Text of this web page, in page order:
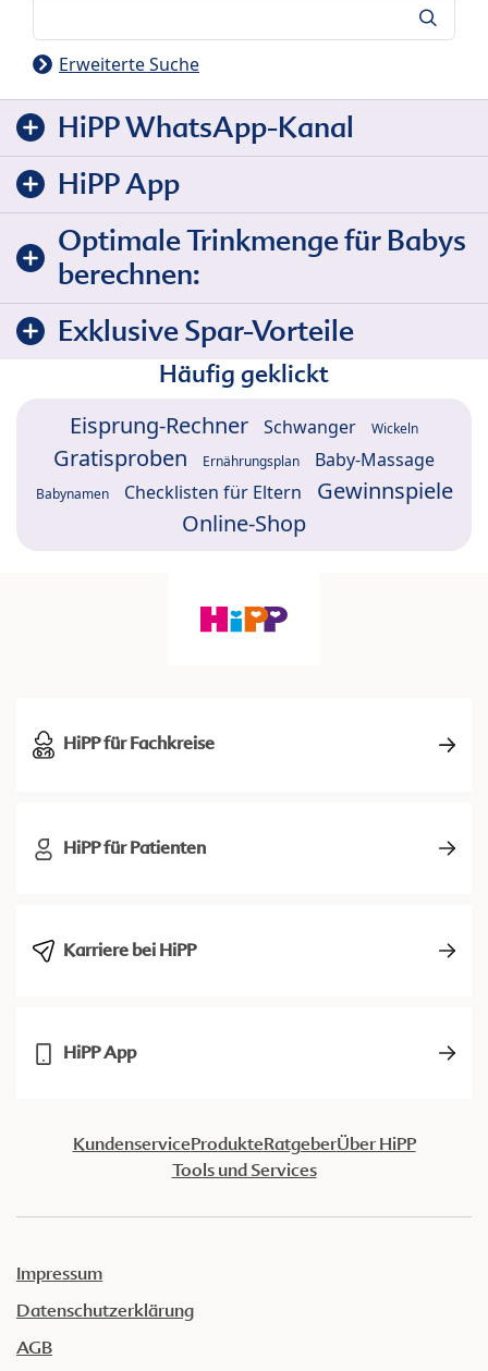
Erweiterte Suche
HiPP WhatsApp-Kanal
HiPP App
Optimale Trinkmenge für Babys
berechnen:
Exklusive Spar-Vorteile
Häufig geklickt
Eisprung-Rechner Schwanger Wickeln
Gratisproben Ernährungsplan Baby-Massage
Babynamen Checklisten für Eltern
Gewinnspiele
Online-Shop
HiPP für Fachkreise
HiPP für Patienten
Karriere bei HiPP
HiPP App
KundenserviceProdukteRatgeberÜber HiPP
Tools und Services
Impressum
Datenschutzerklärung
AGB